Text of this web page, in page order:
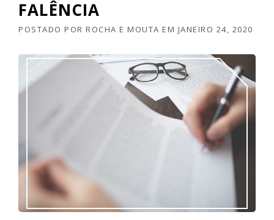
FALÊNCIA
POSTADO POR ROCHA E MOUTA EM JANEIRO 24, 2020